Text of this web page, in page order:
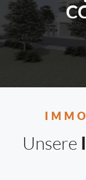
Unsere